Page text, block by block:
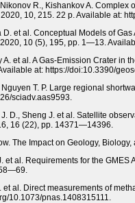
R., Kishankov A.
10, 215. 22 p. Available at:
et al. Conceptual Models of
10 (5), 195, pp. 1—13.
et al. A Gas-Emission Crater
at: https://doi:10.3390/
Т. Р. Large regional
sciadv.aas9593.
D., Sheng J. et al. Satellite
16 (22), pp. 14371—14396.
The Impact on Geology,
et al. Requirements for the
al. Direct measurements of
10.1073/pnas.1408315111.